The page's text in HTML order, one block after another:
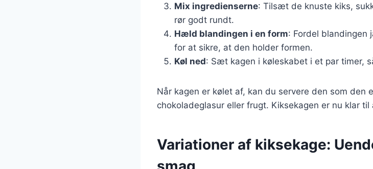
Mix ingredienserne: Tilsæt de knuste kiks,
rør godt rundt.
Hæld blandingen i en form: Fordel blandingen
for at sikre, at den holder formen.
Køl ned: Sæt kagen i køleskabet i et par timer,
Når kagen er kølet af, kan du servere den som den
chokoladeglasur eller frugt. Kiksekagen er nu klar
Variationer af kiksekage: